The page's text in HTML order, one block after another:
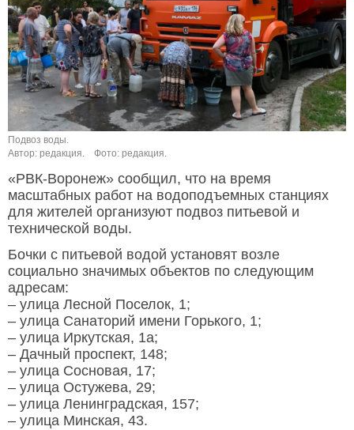
Подвоз воды.
Автор: редакция.
Фото: редакция.
«РВК-Воронеж» сообщил, что на время
масштабных работ на водоподъемных станциях
для жителей организуют подвоз питьевой и
технической воды.
Бочки с питьевой водой установят возле
социально значимых объектов по следующим
адресам:
– улица Лесной Поселок, 1;
– улица Санаторий имени Горького, 1;
– улица Иркутская, 1а;
– Дачный проспект, 148;
– улица Сосновая, 17;
– улица Остужева, 29;
– улица Ленинградская, 157;
– улица Минская, 43.